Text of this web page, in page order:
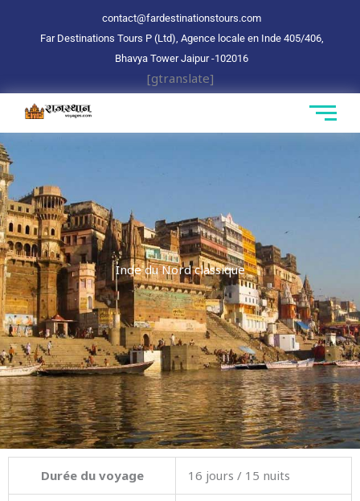
contact@fardestinationstours.com
Far Destinations Tours P (Ltd), Agence locale en Inde 405/406,
Bhavya Tower Jaipur-102016
[gtranslate]
Inde du Nord classique
Durée du voyage 16 jours / 15 nuits